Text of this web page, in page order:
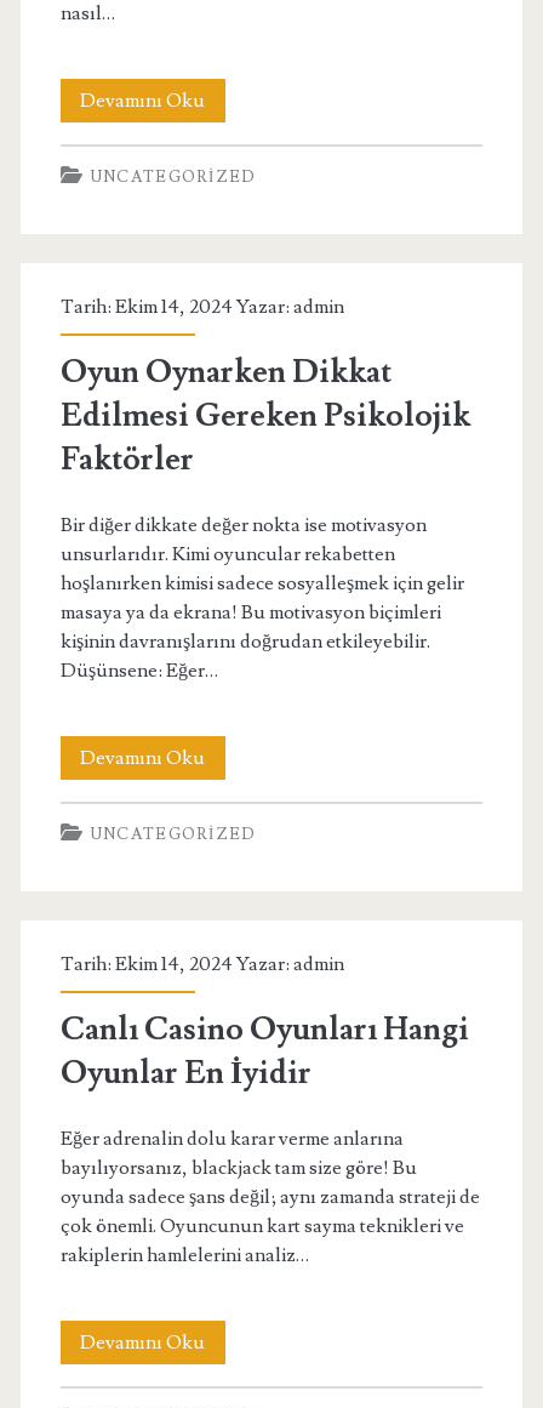
nasıl…
Devamını OkuDeneme
Bonusu
Kullanırken
UNCATEGORIZED
Tarih: Ekim 14, 2024 Yazar: admin
Oyun Oynarken Dikkat
Edilmesi Gereken Psikolojik
Faktörler
Bir diğer dikkate değer nokta ise motivasyon
unsurlarıdır. Kimi oyuncular rekabetten
hoşlanırken kimisi sadece sosyalleşmek için gelir
masaya ya da ekrana! Bu motivasyon biçimleri
kişinin davranışlarını doğrudan etkileyebilir.
Düşünsene: Eğer…
Devamını OkuOyun
Oynarken
Dikkat
Psikolojik
Faktörler
UNCATEGORIZED
Tarih: Ekim 14, 2024 Yazar: admin
Canlı Casino Oyunları Hangi
Oyunlar En İyidir
Eğer adrenalin dolu karar verme anlarına
bayılıyorsanız, blackjack tam size göre! Bu
oyunda sadece şans değil; aynı zamanda strateji de
çok önemli. Oyuncunun kart sayma teknikleri ve
rakiplerin hamlelerini analiz…
Devamını OkuCanlı
Casino